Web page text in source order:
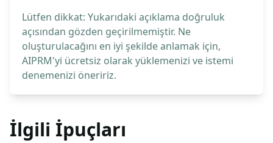
Lütfen dikkat: Yukarıdaki açıklama doğruluk
açısından gözden geçirilmemiştir. Ne
oluşturulacağını en iyi şekilde anlamak için,
AIPRM'yi ücretsiz olarak yüklemenizi ve istemi
denemenizi öneririz.
İlgili İpuçları